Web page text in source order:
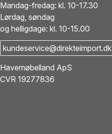
Mandag-fredag: kl. 10-17.30
Lørdag, søndag
og helligdage: kl. 10-15.00
kundeservice@direkteimport.dk
Havemøbelland ApS
CVR 19277836